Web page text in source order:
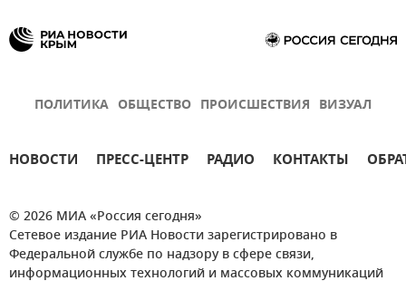
ПОЛИТИКА ОБЩЕСТВО ПРОИСШЕСТВИЯ ВИЗУАЛ
НОВОСТИ ПРЕСС-ЦЕНТР РАДИО КОНТАКТЫ
© 2026 МИА «Россия сегодня»
Сетевое издание РИА Новости зарегистрировано в
Федеральной службе по надзору в сфере связи,
информационных технологий и массовых коммуникаций